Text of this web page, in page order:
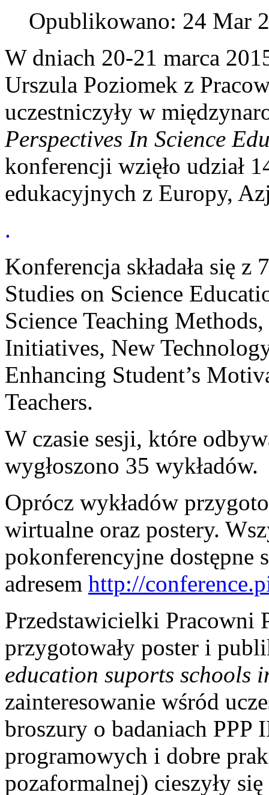
Opublikowano: 24 Mar
W dniach 20-21 marca
Urszula Poziomek z
uczestniczyły w
Perspectives In Science
konferencji wzięło udział
edukacyjnych z Europy,
.
Konferencja składała się z
Studies on Science
Science Teaching
Initiatives, New
Enhancing Student’s
Teachers.
W czasie sesji, które
wygłoszono 35 wykładów.
Oprócz wykładów
wirtualne oraz postery.
pokonferencyjne dostępne
adresem http://
Przedstawicielki Pracowni
przygotowały poster i
education suports schools
zainteresowanie wśród
broszury o badaniach PPP
programowych i dobre
pozaformalnej) cieszyły